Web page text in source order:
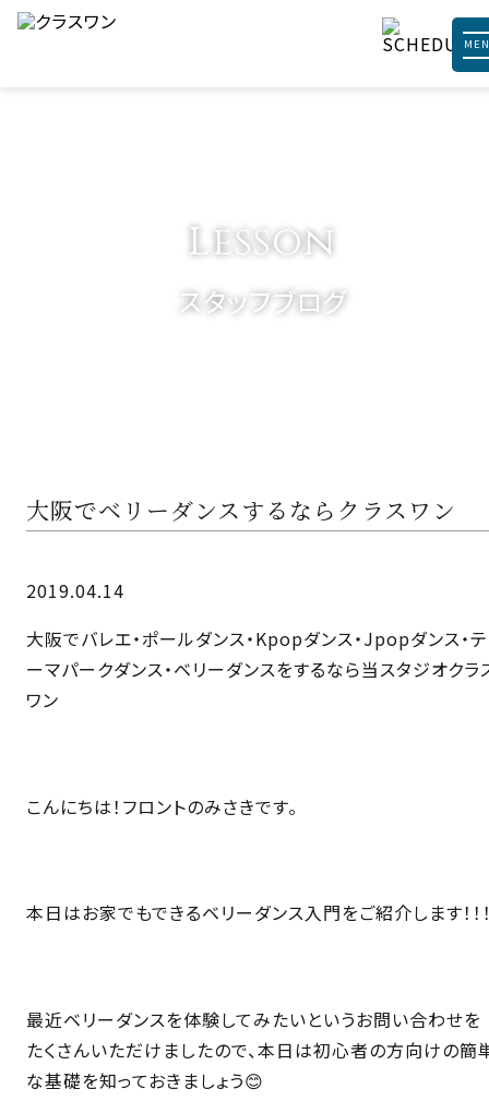
Lesson
スタッフブログ
大阪でベリーダンスするならクラスワン
2019.04.14
大阪でバレエ・ポールダンス・Kpopダンス・Jpopダンス・テ
ーマパークダンス・ベリーダンスをするなら当スタジオクラ
ワン
こんにちは！フロントのみさきです。
本日はお家でもできるベリーダンス入門をご紹介します！！
最近ベリーダンスを体験してみたいというお問い合わせを
たくさんいただけましたので、本日は初心者の方向けの簡
な基礎を知っておきましょう😊